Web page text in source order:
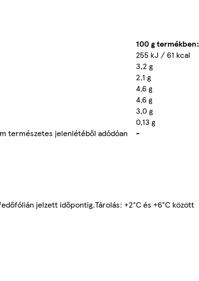
100 g termékben:
255 kJ / 61 kcal
3,2 g
2,1 g
4,6 g
4,6 g
3,0 g
0,13 g
természetes jelenlétéből adódóan
-
jelzett időpontig.Tárolás: +2°C és +6°C között